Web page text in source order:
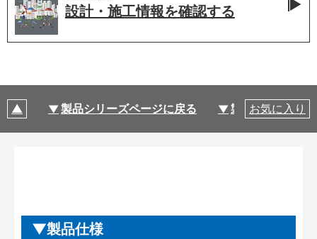
設計・施工情報を確認する
製品シリーズページに戻る 製品仕様
お気に入り
製品仕様